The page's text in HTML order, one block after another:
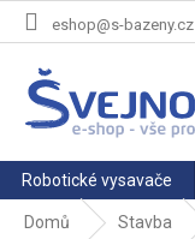
Přejít
eshop@s-bazeny.cz
Robotické vysavače
Domů Stavba